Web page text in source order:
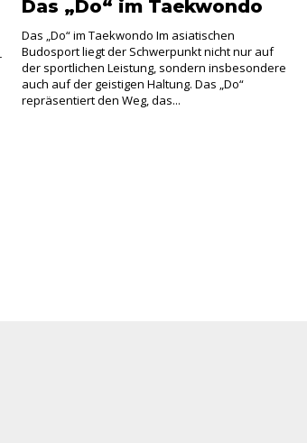
Das „Do“ im Taekwondo
Das „Do“ im Taekwondo Im asiatischen
Budosport liegt der Schwerpunkt nicht nur auf
der sportlichen Leistung, sondern insbesondere
auch auf der geistigen Haltung. Das „Do“
repräsentiert den Weg, das...